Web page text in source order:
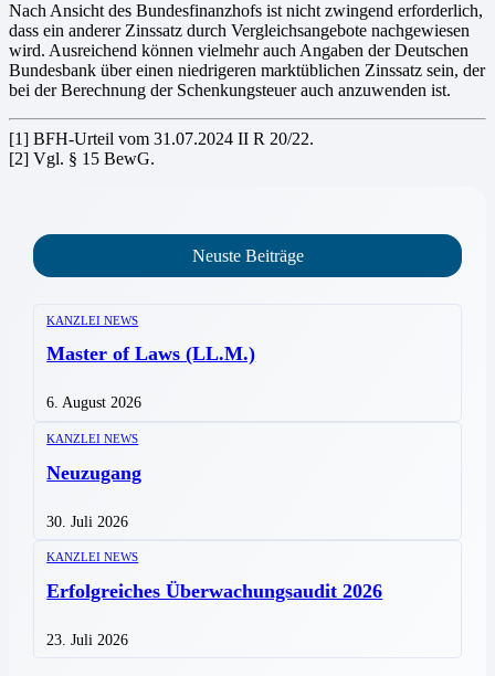
Nach Ansicht des Bundesfinanzhofs ist nicht zwingend erforderlich,
dass ein anderer Zinssatz durch Ver­gleichsangebote nachgewiesen
wird. Ausreichend können vielmehr auch Angaben der Deutschen
Bundes­bank über einen niedrigeren marktüblichen Zinssatz sein, der
bei der Berechnung der Schenkungsteuer auch anzuwenden ist.
[1] BFH-Urteil vom 31.07.2024 II R 20/22.
[2] Vgl. § 15 BewG.
Neuste Beiträge
KANZLEI NEWS
Master of Laws (LL.M.)
6. August 2026
KANZLEI NEWS
Neuzugang
30. Juli 2026
KANZLEI NEWS
Erfolgreiches Überwachungsaudit 2026
23. Juli 2026